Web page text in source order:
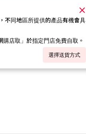
不同地區所提供的產品有機會具
店取」於指定門店免費自取。
選擇送貨方式